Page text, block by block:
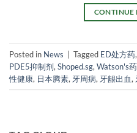
CONTINUE
Posted in News Tagged ED处方药,
PDE5抑制剂, Shoped.sg, Watson's
性健康, 日本腾素, 牙周病, 牙龈出血,